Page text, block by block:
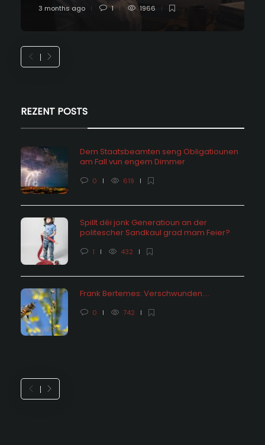
3 months ago 1 1966
REZENT POSTS
Dem Staatsbeamten seng Obligatiounen
am Fall vun engem Dimmer
0 619
Spillt déi jonk Generatioun an der
politescher Sandkaul grad mam Feier?
1 432
Frank Bertemes: Verschwunden….
0 742